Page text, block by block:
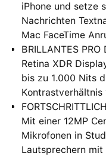
iPhone und setze
Nachrichten
Mac FaceTime
BRILLANTES
Retina XDR
bis zu 1.000 Nits
Kontrastverhältnis
Mit einer 12MP
Mikrofonen in
Lautsprechern